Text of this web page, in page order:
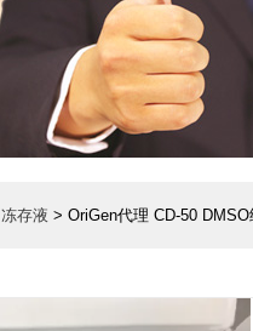
冻存液 > OriGen代理 CD-50